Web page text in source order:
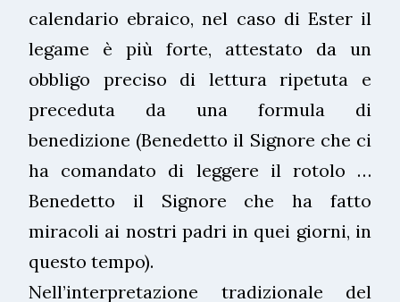
calendario ebraico, nel caso di Ester il
legame è più forte, attestato da un
obbligo preciso di lettura ripetuta e
preceduta da una formula di
benedizione (Benedetto il Signore che ci
ha comandato di leggere il rotolo …
Benedetto il Signore che ha fatto
miracoli ai nostri padri in quei giorni, in
questo tempo).
Nell’interpretazione tradizionale del